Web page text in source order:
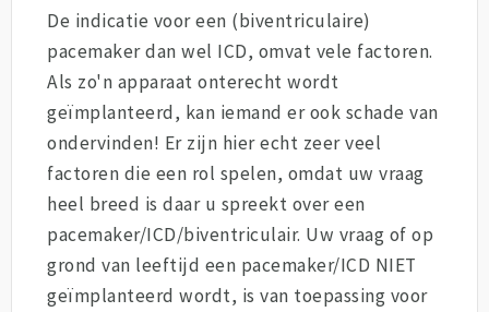
De indicatie voor een (biventriculaire)
pacemaker dan wel ICD, omvat vele factoren.
Als zo'n apparaat onterecht wordt
geïmplanteerd, kan iemand er ook schade van
ondervinden! Er zijn hier echt zeer veel
factoren die een rol spelen, omdat uw vraag
heel breed is daar u spreekt over een
pacemaker/ICD/biventriculair. Uw vraag of op
grond van leeftijd een pacemaker/ICD NIET
geïmplanteerd wordt, is van toepassing voor